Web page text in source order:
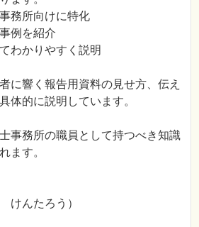
務所向けに特化
例を紹介
わかりやすく説明
に響く報告用資料の見せ方、伝え
体的に説明しています。
事務所の職員として持つべき知識
ます。
んたろう）